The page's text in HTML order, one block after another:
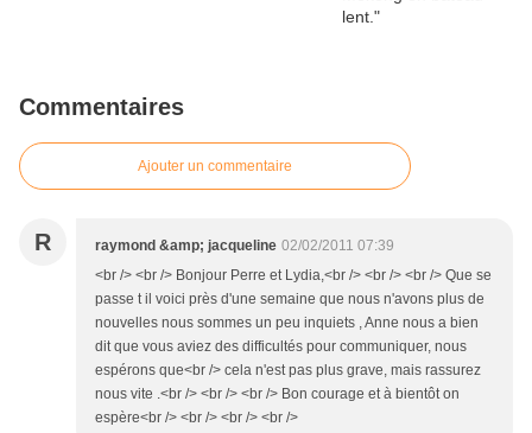
Commentaires
Ajouter un commentaire
R raymond &amp; jacqueline 02/02/2011 07:39
<br /> <br /> Bonjour Perre et Lydia,<br /> <br /> <br /> Que se
passe t il voici près d'une semaine que nous n'avons plus de
nouvelles nous sommes un peu inquiets , Anne nous a bien
dit que vous aviez des difficultés pour communiquer, nous
espérons que<br /> cela n'est pas plus grave, mais rassurez
nous vite .<br /> <br /> <br /> Bon courage et à bientôt on
espère<br /> <br /> <br /> <br />